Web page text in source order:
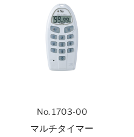
No. 1703-00
マルチタイマー